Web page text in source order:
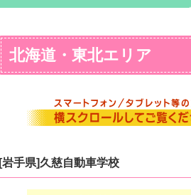
北海道・東北エリア
[岩手県]久慈自動車学校